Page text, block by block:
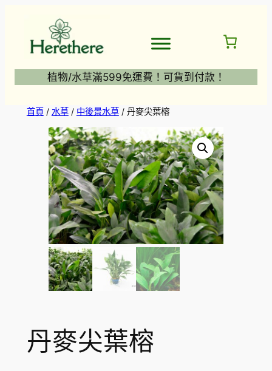
植物/水草滿599免運費！可貨到付款！
首頁/ 水草/ 中後景水草/ 丹麥尖葉榕
丹麥尖葉榕